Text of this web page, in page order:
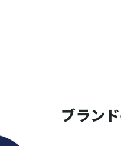
ブラン